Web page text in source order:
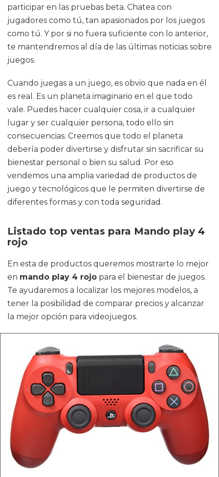
participar en las pruebas beta. Chatea con
jugadores como tú, tan apasionados por los juegos
como tú. Y por si no fuera suficiente con lo anterior,
te mantendremos al día de las últimas noticias sobre
juegos.
Cuando juegas a un juego, es obvio que nada en él
es real. Es un planeta imaginario en el que todo
vale. Puedes hacer cualquier cosa, ir a cualquier
lugar y ser cualquier persona, todo ello sin
consecuencias. Creemos que todo el planeta
debería poder divertirse y disfrutar sin sacrificar su
bienestar personal o bien su salud. Por eso
vendemos una amplia variedad de productos de
juego y tecnológicos que le permiten divertirse de
diferentes formas y con toda seguridad.
Listado top ventas para Mando play 4
rojo
En esta de productos queremos mostrarte lo mejor
en mando play 4 rojo para el bienestar de juegos.
Te ayudaremos a localizar los mejores modelos, a
tener la posibilidad de comparar precios y alcanzar
la mejor opción para videojuegos.